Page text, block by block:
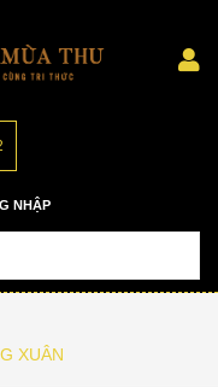
NHẬP
XUÂN